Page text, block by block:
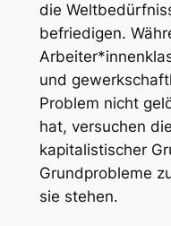
die
befriedigen.
und
Problem nicht
hat, versuchen
kapitalistischer
Grundprobleme
sie stehen.